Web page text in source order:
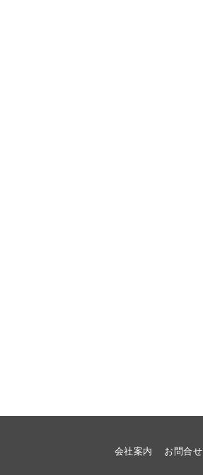
会社案内 お問合せ